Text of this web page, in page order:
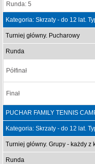
Runda: 5
Kategoria: Skrzaty - do 12 lat.
Turniej główny. Pucharowy
Runda
Półfinał
Finał
PUCHAR FAMILY TENNIS
Kategoria: Skrzaty - do 12 lat.
Turniej główny. Grupy - każdy z
Runda